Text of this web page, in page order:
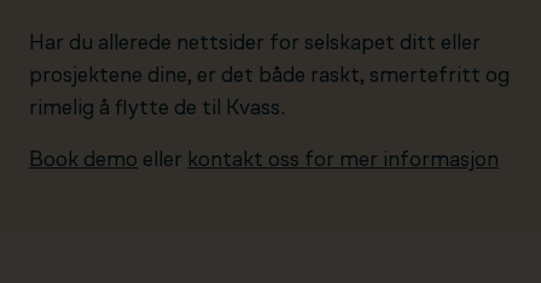
Har du allerede nettsider for selskapet ditt eller
prosjektene dine, er det både raskt, smertefritt og
rimelig å flytte de til Kvass.
Book demo eller kontakt oss for mer informasjon